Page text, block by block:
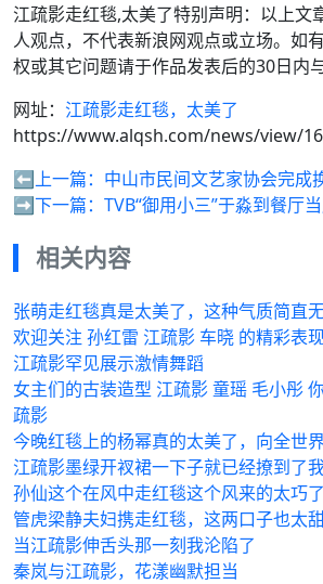
江疏影走红毯,太美了特别声明：以上文
人观点，不代表新浪网观点或立场。如
权或其它问题请于作品发表后的30日内
网址： 江疏影走红毯，太美了
https://www.alqsh.com/news/view/
⬅️上一篇： 中山市民间文艺家协会完成
➡️下一篇： TVB“御用小三”于淼到餐厅
相关内容
张萌走红毯真是太美了，这种气质简直无
欢迎关注 孙红雷 江疏影 车晓 的精彩表
江疏影罕见展示激情舞蹈
女主们的古装造型 江疏影 童瑶 毛小彤
疏影
今晚红毯上的杨幂真的太美了，向全世
江疏影墨绿开衩裙一下子就已经撩到了
孙仙这个在风中走红毯这个风来的太巧了
管虎梁静夫妇携走红毯，这两口子也太
当江疏影伸舌头那一刻我沦陷了
秦岚与江疏影，花漾幽默担当